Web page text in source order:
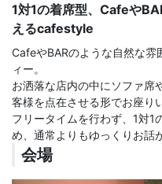
1対1の着席型、Cafeや
えるcafestyle
CafeやBARのような自然な
ィー。
お洒落な店内の中にソファ席
客様を点在させる形でお座り
フリータイムを行わず、1対1
め、通常よりもゆっくりお話
会場